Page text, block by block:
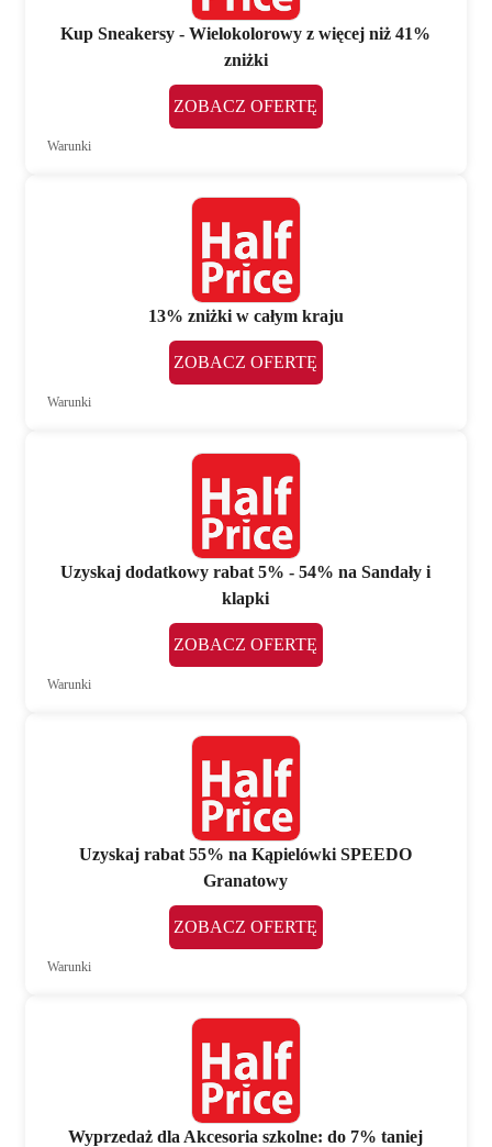
Kup Sneakersy - Wielokolorowy z więcej niż 41%
zniżki
ZOBACZ OFERTĘ
Warunki
13% zniżki w całym kraju
ZOBACZ OFERTĘ
Warunki
Uzyskaj dodatkowy rabat 5% - 54% na Sandały i
klapki
ZOBACZ OFERTĘ
Warunki
Uzyskaj rabat 55% na Kąpielówki SPEEDO
Granatowy
ZOBACZ OFERTĘ
Warunki
Wyprzedaż dla Akcesoria szkolne: do 7% taniej